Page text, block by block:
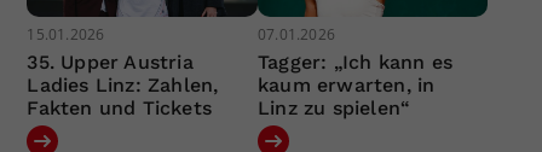
15.01.2026
35. Upper Austria
Ladies Linz: Zahlen,
Fakten und Tickets
07.01.2026
Tagger: „Ich kann es
kaum erwarten, in
Linz zu spielen“